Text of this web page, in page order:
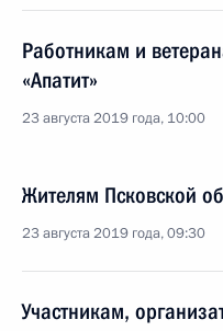
Работникам и
«Апатит»
23 августа 2019 года, 10:00
Жителям Псковской
23 августа 2019 года, 09:30
Участникам,